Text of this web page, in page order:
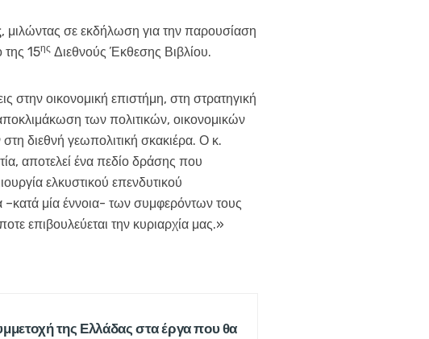
, μιλώντας σε εκδήλωση για την παρουσίαση
της 15ης Διεθνούς Έκθεσης Βιβλίου.
στην οικονομική επιστήμη, στη στρατηγική
των πολιτικών, οικονομικών
διεθνή γεωπολιτική σκακιέρα. Ο κ.
αποτελεί ένα πεδίο δράσης που
ελκυστικού επενδυτικού
μία έννοια- των συμφερόντων τους
επιβουλεύεται την κυριαρχία μας.»
της Ελλάδας στα έργα που θα